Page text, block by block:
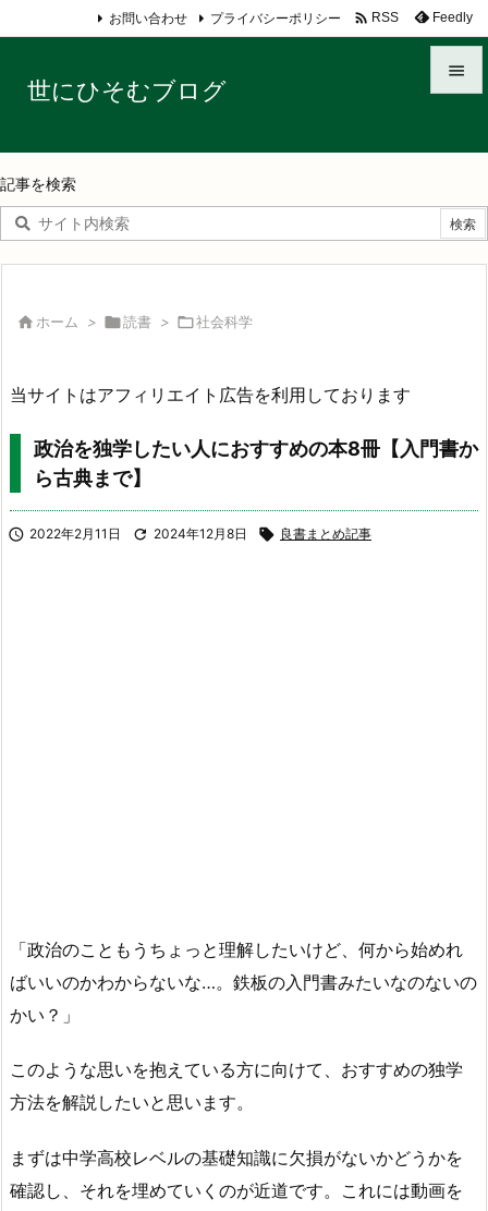
世にひそむブログ


お問い合わせ プライバシーポリシー  RSS Feedly
記事を検索
 ホーム > 読書 > 社会科学
当サイトはアフィリエイト広告を利用しております
政治を独学したい人におすすめの本8冊【入門書か
ら古典まで】
 2022年2月11日  2024年12月8日  良書まとめ記事
「政治のこともうちょっと理解したいけど、何から始めれ
ばいいのかわからないな…。鉄板の入門書みたいなのないの
かい？」
このような思いを抱えている方に向けて、おすすめの独学
方法を解説したいと思います。
まずは中学高校レベルの基礎知識に欠損がないかどうかを
確認し、それを埋めていくのが近道です。これには動画を